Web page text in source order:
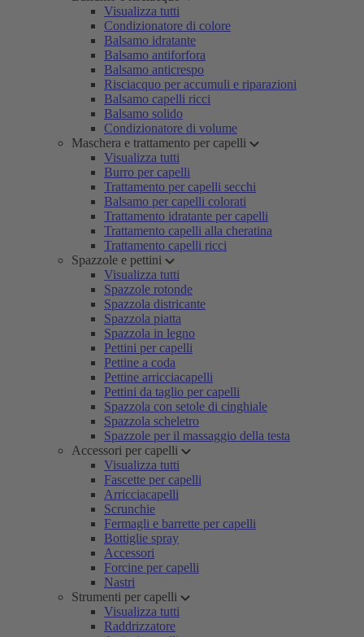
Visualizza tutti
Condizionatore di colore
Balsamo idratante
Balsamo antiforfora
Balsamo anticrespo
Risciacquo per accumuli e riparazioni
Balsamo capelli ricci
Balsamo solido
Condizionatore di volume
Maschera e trattamento per capelli
Visualizza tutti
Burro per capelli
Trattamento per capelli secchi
Balsamo per capelli colorati
Trattamento idratante per capelli
Trattamento capelli alla cheratina
Trattamento capelli ricci
Spazzole e pettini
Visualizza tutti
Spazzole rotonde
Spazzola districante
Spazzola piatta
Spazzola in legno
Pettini per capelli
Pettine a coda
Pettine arricciacapelli
Pettini da taglio per capelli
Spazzola con setole di cinghiale
Spazzola scheletro
Spazzole per il massaggio della testa
Accessori per capelli
Visualizza tutti
Fascette per capelli
Arricciacapelli
Scrunchie
Fermagli e barrette per capelli
Bottiglie spray
Accessori
Forcine per capelli
Nastri
Strumenti per capelli
Visualizza tutti
Raddrizzatore